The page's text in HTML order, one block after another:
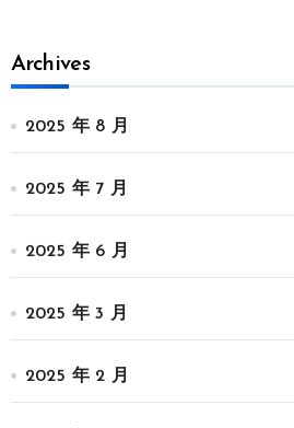
Archives
2025 年 8 月
2025 年 7 月
2025 年 6 月
2025 年 3 月
2025 年 2 月